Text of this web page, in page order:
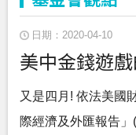
日期：2020-04-10
美中金錢遊
又是四月! 依法美國
際經濟及外匯報告」